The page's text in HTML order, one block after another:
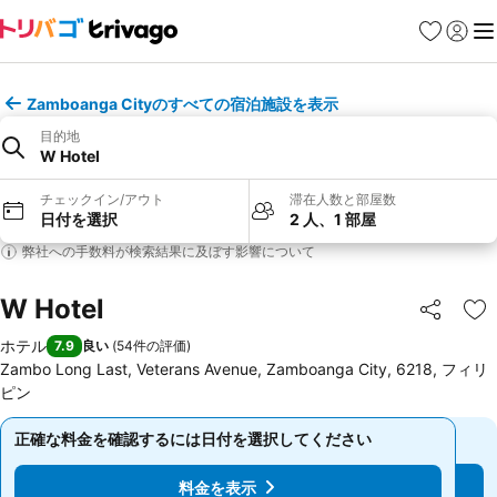
お気に入り
ログイ
メ
Zamboanga Cityのすべての宿泊施設を表示
目的地
W Hotel
チェックイン/アウト
日付を選択
滞在人数と部屋数
2 人、1 部屋
弊社への手数料が検索結果に及ぼす影響について
W Hotel シェア お
ホテル 7.9 良い (54件の評価)
Zambo Long Last, Veterans Avenue, Zamboanga City, 6218, フィリ
ピン
正確な料金を確認するには日付を選択してください
料金を表示
正確な料金を確認するには日付を選択してください
料金を表示